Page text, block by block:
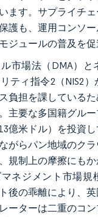
ます。サプライチ
護も、運用コンソ
ジュールの普及を促
市場法（DMA）と
ティ指令2（NIS2
負担を課している
主要な多国籍グルー
億米ドル）を投資
がらパン地域のク
規制上の摩擦にも
ネジメント市場規
後の乖離により、
ーターは二重のコ